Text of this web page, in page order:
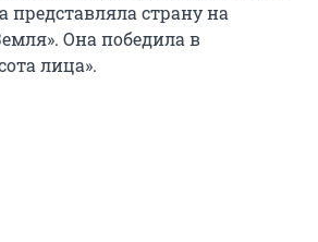
представляла страну на
Она победила в
лица».